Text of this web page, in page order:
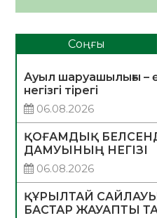
Соңғы
Ауыл шаруашылығы –
негізгі тірегі
06.08.2026
ҚОҒАМДЫҚ
ДАМУЫНЫҢ НЕГІЗІ
06.08.2026
ҚҰРЫЛТАЙ
БАСТАР ЖАУАПТЫ